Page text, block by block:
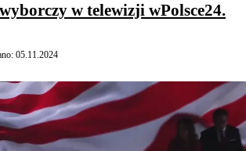
w telewizji wPolsce24.
05.11.2024